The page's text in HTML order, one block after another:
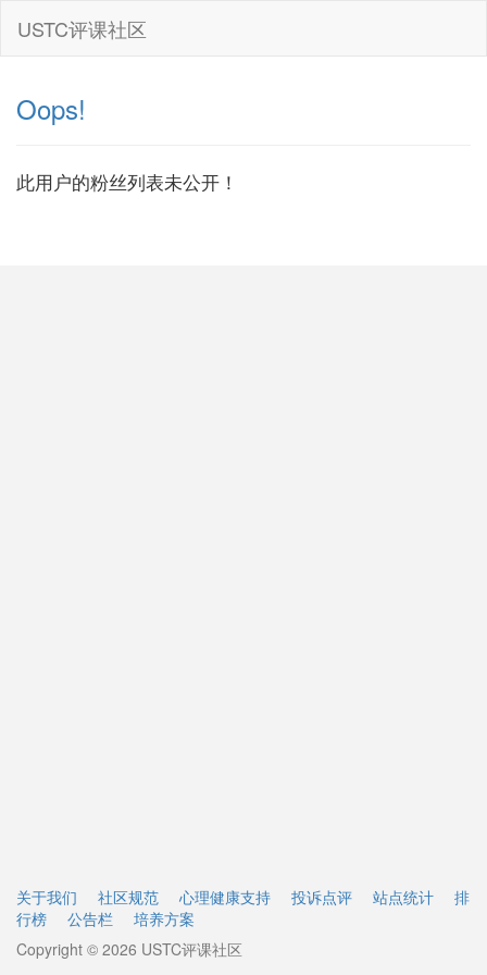
USTC评课社区
Oops!
此用户的粉丝列表未公开！
关于我们 社区规范 心理健康支持 投诉点评 站点统计
排
行榜
公告栏
培养方案
Copyright © 2026 USTC评课社区